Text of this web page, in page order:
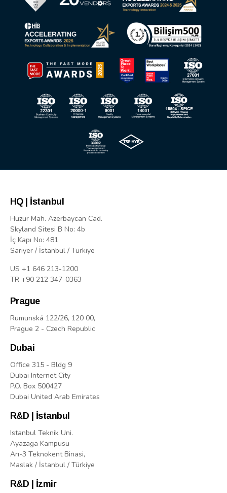
HQ | İstanbul
Huzur Mah. Azerbaycan Cad.
Skyland Sitesi B No: 4b
İç Kapı No: 481
Sarıyer / İstanbul / Türkiye
US +1 646 213-1200
TR +90 212 347-0363
Prague
Rumunská 122/26, 120 00,
Prague 2 - Czech Republic
Dubai
Office 315 - Bldg 9
Dubai Internet City
P.O. Box 500427
Dubai United Arab Emirates
R&D | İstanbul
Istanbul Teknik Uni.
Ayazaga Kampusu
Arı-3 Teknokent Binasi,
Maslak / İstanbul / Türkiye
R&D | İzmir